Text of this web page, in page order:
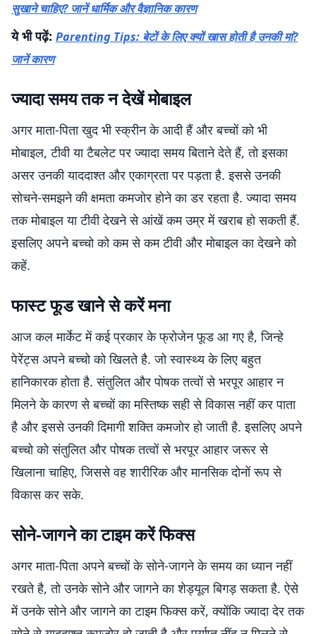
सुखाने चाहिए? जानें धार्मिक और वैज्ञानिक कारण
ये भी पढ़ें: Parenting Tips: बेटों के लिए क्यों खास होती है उनकी मां?
जानें कारण
ज्यादा समय तक न देखें मोबाइल
अगर माता-पिता खुद भी स्क्रीन के आदी हैं और बच्चों को भी
मोबाइल, टीवी या टैबलेट पर ज्यादा समय बिताने देते हैं, तो इसका
असर उनकी याददाश्त और एकाग्रता पर पड़ता है. इससे उनकी
सोचने-समझने की क्षमता कमजोर होने का डर रहता है. ज्यादा समय
तक मोबाइल या टीवी देखने से आंखें कम उम्र में खराब हो सकती हैं.
इसलिए अपने बच्चो को कम से कम टीवी और मोबाइल का देखने को
कहें.
फास्ट फूड खाने से करें मना
आज कल मार्केट में कई प्रकार के फ्रोजेन फूड आ गए है, जिन्हे
पेरेंट्स अपने बच्चो को खिलते है. जो स्वास्थ्य के लिए बहुत
हानिकारक होता है. संतुलित और पोषक तत्वों से भरपूर आहार न
मिलने के कारण से बच्चों का मस्तिष्क सही से विकास नहीं कर पाता
है और इससे उनकी दिमागी शक्ति कमजोर हो जाती है. इसलिए अपने
बच्चो को संतुलित और पोषक तत्वों से भरपूर आहार जरूर से
खिलाना चाहिए, जिससे वह शारीरिक और मानसिक दोनों रूप से
विकास कर सके.
सोने-जागने का टाइम करें फिक्स
अगर माता-पिता अपने बच्चों के सोने-जागने के समय का ध्यान नहीं
रखते है, तो उनके सोने और जागने का शेड्यूल बिगड़ सकता है. ऐसे
में उनके सोने और जागने का टाइम फिक्स करें, क्योंकि ज्यादा देर तक